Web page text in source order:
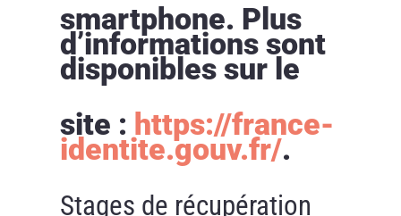
smartphone. Plus
d’informations sont
disponibles sur le
site : https://france-
identite.gouv.fr/.
Stages de récupération